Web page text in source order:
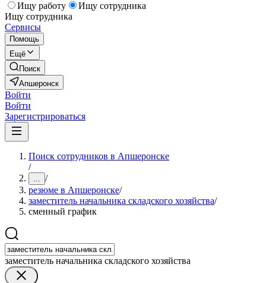
Ищу работу
Ищу сотрудника
Ищу сотрудника
Сервисы
Помощь
Ещё
Поиск
Апшеронск
Войти
Войти
Зарегистрироваться
Поиск сотрудников в Апшеронске
/
... /
резюме в Апшеронске/
заместитель начальника складского хозяйства/
сменный график
заместитель начальника складского хозяйства